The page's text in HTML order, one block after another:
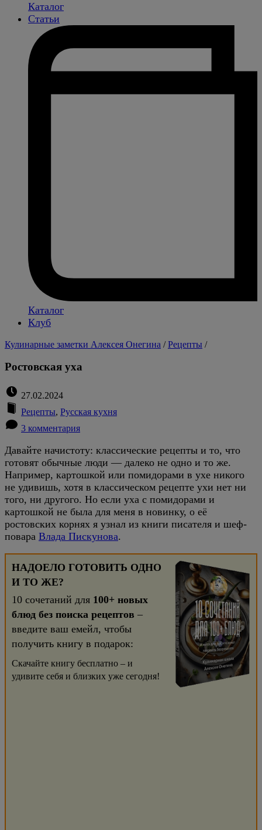
Каталог
Статьи
Каталог
Клуб
Кулинарные заметки Алексея Онегина /Рецепты /
Ростовская уха
27.02.2024
Рецепты, Русская кухня
3 комментария
Давайте начистоту: классические рецепты и то, что
готовят обычные люди — далеко не одно и то же.
Например, картошкой или помидорами в ухе никого
не удивишь, хотя в классическом рецепте ухи нет ни
того, ни другого. Но если уха с помидорами и
картошкой не была для меня в новинку, о её
ростовских корнях я узнал из книги писателя и шеф-
повара Влада Пискунова.
НАДОЕЛО ГОТОВИТЬ ОДНО
И ТО ЖЕ?
10 сочетаний для 100+ новых
блюд без поиска рецептов –
введите ваш емейл, чтобы
получить книгу в подарок:
Скачайте книгу бесплатно – и
удивите себя и близких уже сегодня!